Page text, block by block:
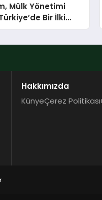
Mülk Yönetimi
Bir İlki
İçin Yayında
Hakkımızda
KünyeÇerez Politikası